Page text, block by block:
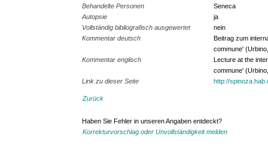
Behandelte Personen
Seneca
Autopsie
ja
Vollständig bibliografisch ausgewertet
nein
Kommentar deutsch
Beitrag zum
commune'
Kommentar englisch
Lecture at the
commune'
Link zu dieser Seite
http://
Zurück
Haben Sie Fehler in unseren Angaben entdeckt?
Korrekturvorschlag oder Unvollständigkeit melden